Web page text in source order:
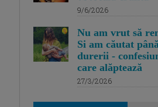
9/6/2026
Nu am vrut să
Si am căutat
durerii -
care alăptează
27/3/2026